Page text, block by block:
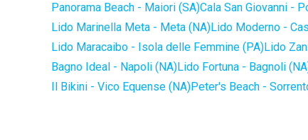
Panorama Beach - Maiori (SA)Cala San Giovanni -
Lido Marinella Meta - Meta (NA)Lido Moderno -
Lido Maracaibo - Isola delle Femmine (PA)Lido
Bagno Ideal - Napoli (NA)Lido Fortuna - Bagnoli
Il Bikini - Vico Equense (NA)Peter's Beach -